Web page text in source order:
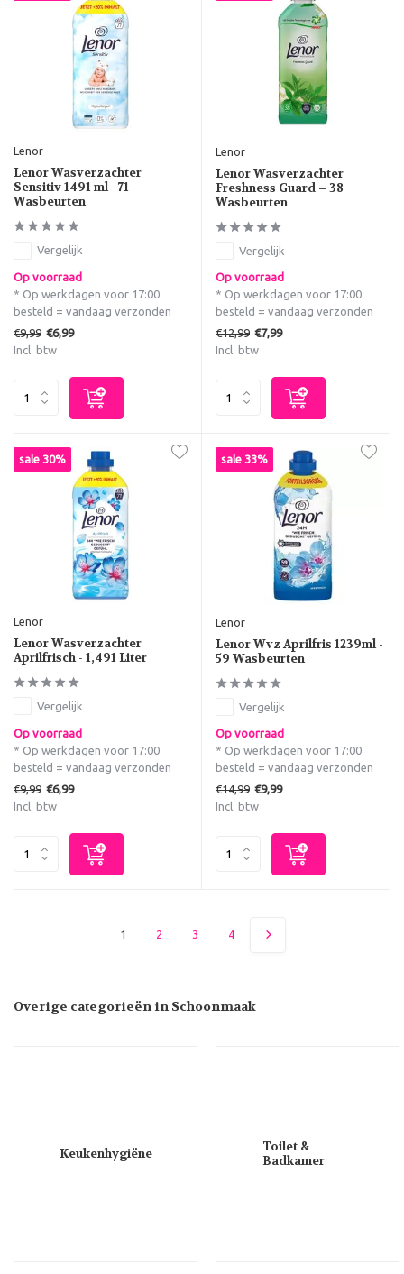
Lenor
Lenor Wasverzachter
Sensitiv 1491 ml - 71
Wasbeurten
Vergelijk
Op voorraad
* Op werkdagen voor 17:00
besteld = vandaag verzonden
€9,99 €6,99
Incl. btw
Lenor
Lenor Wasverzachter
Freshness Guard – 38
Wasbeurten
Vergelijk
Op voorraad
* Op werkdagen voor 17:00
besteld = vandaag verzonden
€12,99 €7,99
Incl. btw
sale 30%
Lenor
Lenor Wasverzachter
Aprilfrisch - 1,491 Liter
Vergelijk
Op voorraad
* Op werkdagen voor 17:00
besteld = vandaag verzonden
€9,99 €6,99
Incl. btw
sale 33%
Lenor
Lenor Wvz Aprilfris 1239ml -
59 Wasbeurten
Vergelijk
Op voorraad
* Op werkdagen voor 17:00
besteld = vandaag verzonden
€14,99 €9,99
Incl. btw
1 2 3 4
Overige categorieën in Schoonmaak
Keukenhygiëne
Toilet &
Badkamer